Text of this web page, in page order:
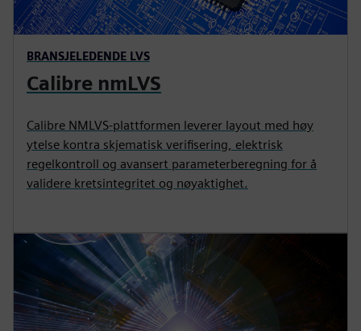
BRANSJELEDENDE LVS
Calibre nmLVS
Calibre NMLVS-plattformen leverer layout med høy
ytelse kontra skjematisk verifisering, elektrisk
regelkontroll og avansert parameterberegning for å
validere kretsintegritet og nøyaktighet.